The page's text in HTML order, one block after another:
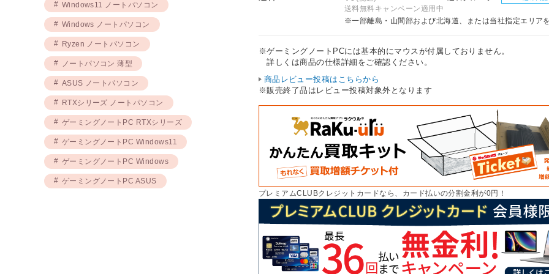
送料無料キャンペーン適用中
※一部離島・山間部および北海道、または当社指定エリア
※ゲーミングノートPCには基本的にマウスが付属しておりません。
詳しくは商品の仕様詳細をご確認ください。
商品レビュー投稿はこちらから
※販売終了品はレビュー投稿対象外となります
プレミアムCLUBクレジットカードなら、カード払いの分割金利が0円！
Windows11 ノートパソコン
Windows ノートパソコン
Ryzen ノートパソコン
ノートパソコン 薄型
ASUS ノートパソコン
RTXシリーズ ノートパソコン
ゲーミングノートPC RTXシリーズ
ゲーミングノートPC Windows11
ゲーミングノートPC Windows
ゲーミングノートPC ASUS